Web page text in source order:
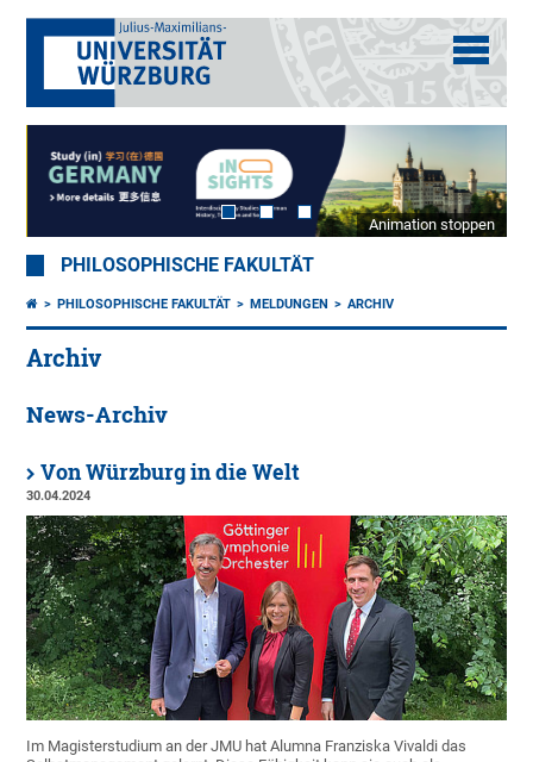
Animation stoppen
PHILOSOPHISCHE FAKULTÄT
PHILOSOPHISCHE FAKULTÄT MELDUNGEN ARCHIV
Archiv
News-Archiv
Von Würzburg in die Welt
30.04.2024
Im Magisterstudium an der JMU hat Alumna Franziska Vivaldi das